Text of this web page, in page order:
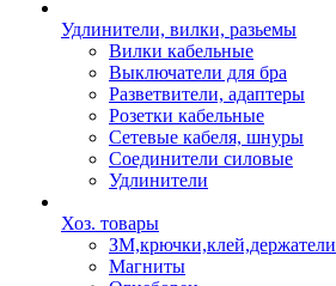
Удлинители, вилки, разьемы
Вилки кабельные
Выключатели для бра
Разветвители, адаптеры
Розетки кабельные
Сетевые кабеля, шнуры
Соединители силовые
Удлинители
Хоз. товары
ЗМ,крючки,клей,держатели
Магниты